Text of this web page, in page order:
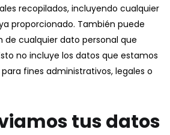
recopilados, incluyendo cualquier
proporcionado. También puede
de cualquier dato personal que
no incluye los datos que estamos
fines administrativos, legales o
tus datos